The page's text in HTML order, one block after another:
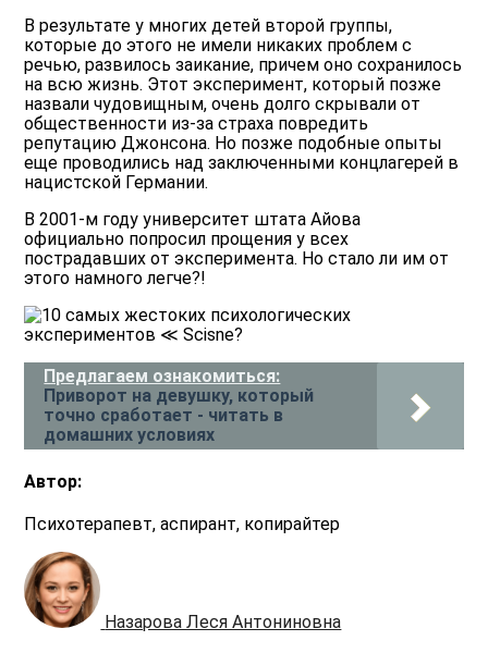
В результате у многих детей второй группы,
которые до этого не имели никаких проблем с
речью, развилось заикание, причем оно сохранилось
на всю жизнь. Этот эксперимент, который позже
назвали чудовищным, очень долго скрывали от
общественности из-за страха повредить
репутацию Джонсона. Но позже подобные опыты
еще проводились над заключенными концлагерей в
нацистской Германии.
В 2001-м году университет штата Айова
официально попросил прощения у всех
пострадавших от эксперимента. Но стало ли им от
этого намного легче?!
Предлагаем ознакомиться:
Приворот на девушку, который
точно сработает - читать в
домашних условиях
Автор:
Психотерапевт, аспирант, копирайтер
Назарова Леся Антониновна